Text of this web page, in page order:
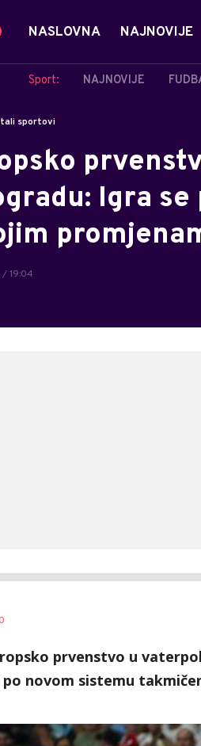
NASLOVNA NAJNOVIJE
Sport: NAJNOVIJE
sportovi
Igra
/ 19:04
0
prvenstvo u
po novom sistemu